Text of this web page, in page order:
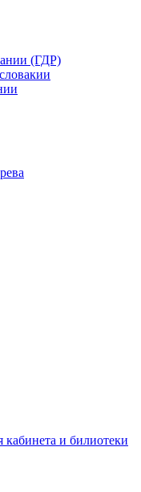
(ГДР)
кабинета и билиотеки